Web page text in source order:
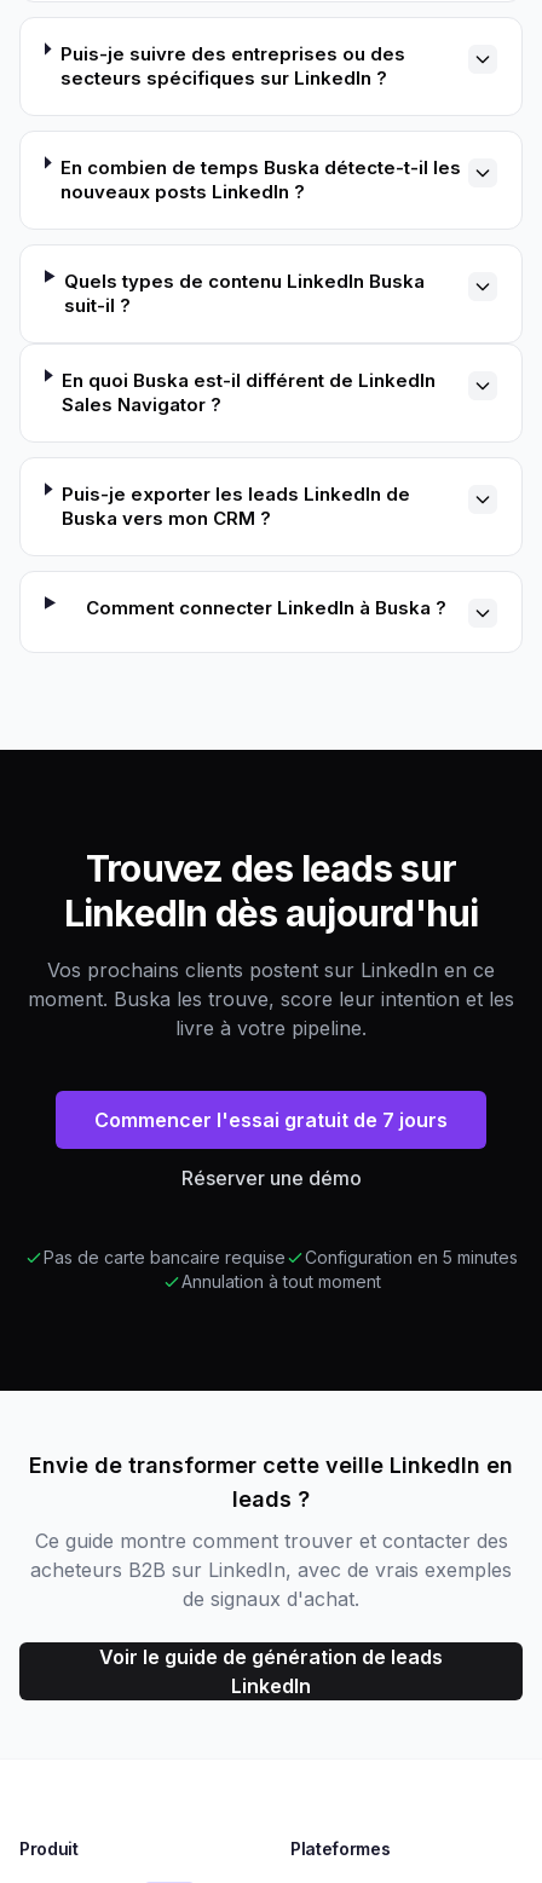
Puis-je suivre des entreprises ou des
secteurs spécifiques sur LinkedIn ?
En combien de temps Buska détecte-t-il les
nouveaux posts LinkedIn ?
Quels types de contenu LinkedIn Buska
suit-il ?
En quoi Buska est-il différent de LinkedIn
Sales Navigator ?
Puis-je exporter les leads LinkedIn de
Buska vers mon CRM ?
Comment connecter LinkedIn à Buska ?
Trouvez des leads sur
LinkedIn dès aujourd'hui
Vos prochains clients postent sur LinkedIn en ce
moment. Buska les trouve, score leur intention et les
livre à votre pipeline.
Commencer l'essai gratuit de 7 jours
Réserver une démo
Pas de carte bancaire requise
Configuration en 5 minutes
Annulation à tout moment
Envie de transformer cette veille LinkedIn en
leads ?
Ce guide montre comment trouver et contacter des
acheteurs B2B sur LinkedIn, avec de vrais exemples
de signaux d'achat.
Voir le guide de génération de leads
LinkedIn
Produit Plateformes